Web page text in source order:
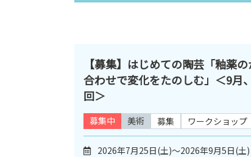
【募集】はじめての陶芸「釉薬
合わせで変化をたのしむ」＜9月
回＞
募集中 美術 募集 ワークショップ
2026年7月25日(土)～2026年9月5日(土)